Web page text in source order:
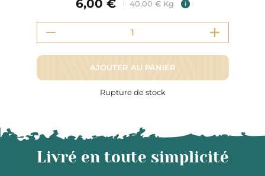
6,00 € 40,00 € Kg i
AJOUTER AU PANIER
Rupture de stock
Livré en toute simplicité